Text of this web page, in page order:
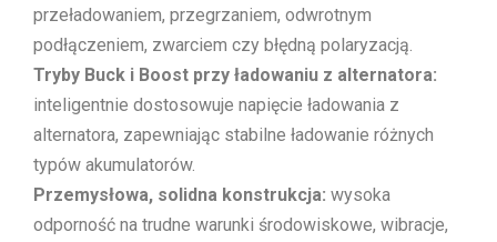
przeładowaniem, przegrzaniem, odwrotnym
podłączeniem, zwarciem czy błędną polaryzacją.
Tryby Buck i Boost przy ładowaniu z alternatora:
inteligentnie dostosowuje napięcie ładowania z
alternatora, zapewniając stabilne ładowanie różnych
typów akumulatorów.
Przemysłowa, solidna konstrukcja: wysoka
odporność na trudne warunki środowiskowe, wibracje,